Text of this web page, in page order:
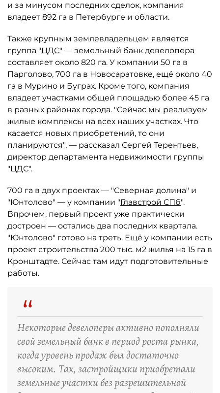
и за минусом последних сделок, компания
владеет 892 га в Петербурге и области.
Также крупным землевладельцем является
группа "ЦДС" — земельный банк девелопера
составляет около 820 га. У компании 50 га в
Парголово, 700 га в Новосаратовке, ещё около 40
га в Мурино и Буграх. Кроме того, компания
владеет участками общей площадью более 45 га
в разных районах города. "Сейчас мы реализуем
жилые комплексы на всех наших участках. Что
касается новых приобретений, то они
планируются", — рассказал Сергей Терентьев,
директор департамента недвижимости группы
"ЦДС".
700 га в двух проектах — "Северная долина" и
"Юнтолово" — у компании "Главстрой СПб".
Впрочем, первый проект уже практически
достроен — остались два последних квартала.
"Юнтолово" готово на треть. Ещё у компании есть
проект строительства 200 тыс. м2 жилья на 15 га в
Кронштадте. Сейчас там идут подготовительные
работы.
“
Некоторые девелоперы активно пополняли
свой земельный банк в период роста рынка,
когда уровень продаж был достаточно
высоким. Так, застройщики приобретали
земельные участки без разрешительной